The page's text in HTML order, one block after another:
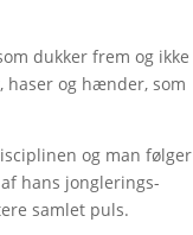
dukker frem og ikke
og hænder, som
og man følger
hans jonglerings-
samlet puls.